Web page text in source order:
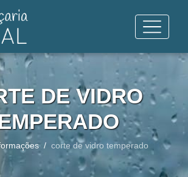
DE VIDRO
corte de vidro temperado